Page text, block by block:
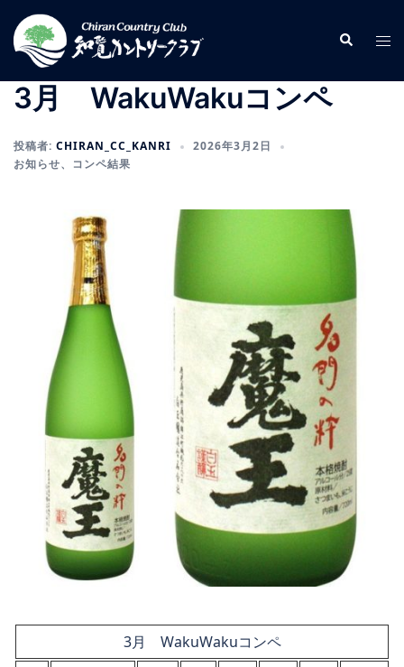
ン
検
索
ト
ル
3月 WakuWakuコンペ
投稿者: CHIRAN_CC_KANRI
2026年3月2日
お知らせ、 コンペ結果
3月 WakuWakuコンペ